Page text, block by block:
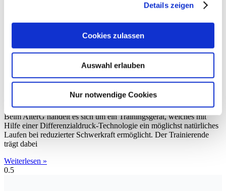
Details zeigen
Cookies zulassen
Auswahl erlauben
Nur notwendige Cookies
Antischwerkrafttraining
Beim AlterG handelt es sich um ein Trainingsgerät, welches mit
Hilfe einer Differenzialdruck-Technologie ein möglichst natürliches
Laufen bei reduzierter Schwerkraft ermöglicht. Der Trainierende
trägt dabei
Weiterlesen »